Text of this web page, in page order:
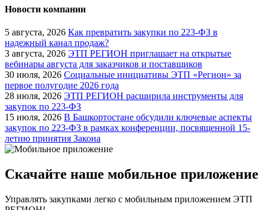
Новости компании
5 августа, 2026 Как превратить закупки по 223-ФЗ в
надежный канал продаж?
3 августа, 2026 ЭТП РЕГИОН приглашает на открытые
вебинары августа для заказчиков и поставщиков
30 июля, 2026 Социальные инициативы ЭТП «Регион» за
первое полугодие 2026 года
28 июля, 2026 ЭТП РЕГИОН расширила инструменты для
закупок по 223-ФЗ
15 июля, 2026 В Башкортостане обсудили ключевые аспекты
закупок по 223-ФЗ в рамках конференции, посвященной 15-
летию принятия Закона
Скачайте наше мобильное приложение
Управлять закупками легко с мобильным приложением ЭТП